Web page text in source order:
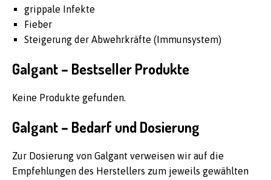
grippale Infekte
Fieber
Steigerung der Abwehrkräfte (Immunsystem)
Galgant – Bestseller Produkte
Keine Produkte gefunden.
Galgant – Bedarf und Dosierung
Zur Dosierung von Galgant verweisen wir auf die
Empfehlungen des Herstellers zum jeweils gewählten